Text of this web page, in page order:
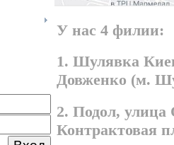
У нас 4 филии:
1. Шулявка
Довженко (м.
2. Подол,
Контрактовая